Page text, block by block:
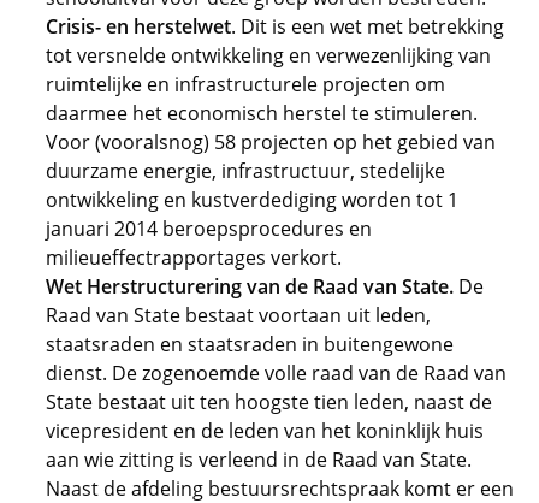
Crisis- en herstelwet. Dit is een wet met betrekking
tot versnelde ontwikkeling en verwezenlijking van
ruimtelijke en infrastructurele projecten om
daarmee het economisch herstel te stimuleren.
Voor (vooralsnog) 58 projecten op het gebied van
duurzame energie, infrastructuur, stedelijke
ontwikkeling en kustverdediging worden tot 1
januari 2014 beroepsprocedures en
milieueffectrapportages verkort.
Wet Herstructurering van de Raad van State. De
Raad van State bestaat voortaan uit leden,
staatsraden en staatsraden in buitengewone
dienst. De zogenoemde volle raad van de Raad van
State bestaat uit ten hoogste tien leden, naast de
vicepresident en de leden van het koninklijk huis
aan wie zitting is verleend in de Raad van State.
Naast de afdeling bestuursrechtspraak komt er een